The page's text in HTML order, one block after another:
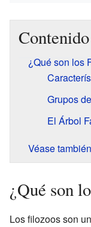
Contenido
¿Qué son los
Grupos
El Árbol
Véase también
¿Qué son
Los filozoos son